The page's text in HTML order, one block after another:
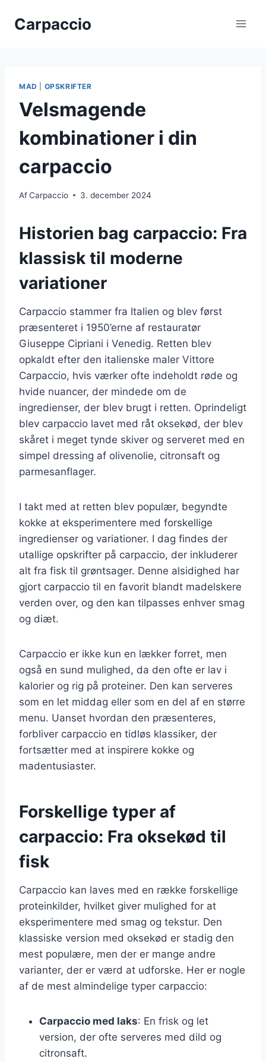
Carpaccio
MAD OPSKRIFTER
Velsmagende
kombinationer i din
carpaccio
AfCarpaccio 3. december 2024
Historien bag carpaccio: Fra
klassisk til moderne
variationer
Carpaccio stammer fra Italien og blev først
præsenteret i 1950’erne af restauratør
Giuseppe Cipriani i Venedig. Retten blev
opkaldt efter den italienske maler Vittore
Carpaccio, hvis værker ofte indeholdt røde og
hvide nuancer, der mindede om de
ingredienser, der blev brugt i retten. Oprindeligt
blev carpaccio lavet med råt oksekød, der blev
skåret i meget tynde skiver og serveret med en
simpel dressing af olivenolie, citronsaft og
parmesanflager.
I takt med at retten blev populær, begyndte
kokke at eksperimentere med forskellige
ingredienser og variationer. I dag findes der
utallige opskrifter på carpaccio, der inkluderer
alt fra fisk til grøntsager. Denne alsidighed har
gjort carpaccio til en favorit blandt madelskere
verden over, og den kan tilpasses enhver smag
og diæt.
Carpaccio er ikke kun en lækker forret, men
også en sund mulighed, da den ofte er lav i
kalorier og rig på proteiner. Den kan serveres
som en let middag eller som en del af en større
menu. Uanset hvordan den præsenteres,
forbliver carpaccio en tidløs klassiker, der
fortsætter med at inspirere kokke og
madentusiaster.
Forskellige typer af
carpaccio: Fra oksekød til
fisk
Carpaccio kan laves med en række forskellige
proteinkilder, hvilket giver mulighed for at
eksperimentere med smag og tekstur. Den
klassiske version med oksekød er stadig den
mest populære, men der er mange andre
varianter, der er værd at udforske. Her er nogle
af de mest almindelige typer carpaccio:
Carpaccio med laks: En frisk og let
version, der ofte serveres med dild og
citronsaft.